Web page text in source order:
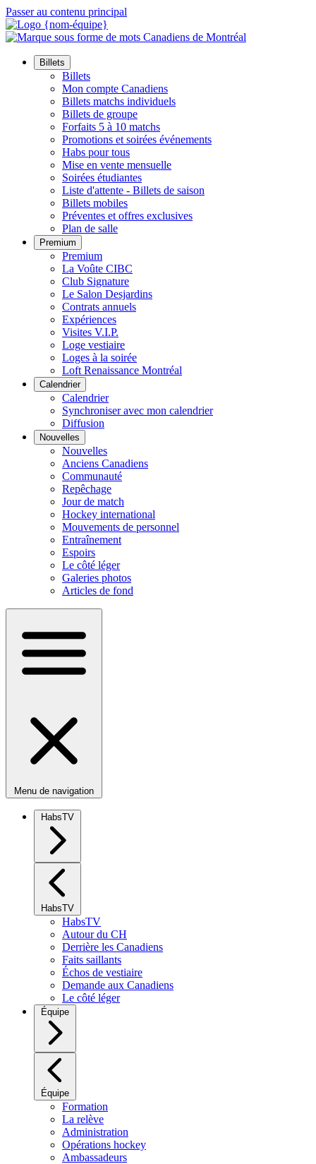
Passer au contenu principal
Billets
Billets
Mon compte Canadiens
Billets matchs individuels
Billets de groupe
Forfaits 5 à 10 matchs
Promotions et soirées événements
Habs pour tous
Mise en vente mensuelle
Soirées étudiantes
Liste d'attente - Billets de saison
Billets mobiles
Préventes et offres exclusives
Plan de salle
Premium
Premium
La Voûte CIBC
Club Signature
Le Salon Desjardins
Contrats annuels
Expériences
Visites V.I.P.
Loge vestiaire
Loges à la soirée
Loft Renaissance Montréal
Calendrier
Calendrier
Synchroniser avec mon calendrier
Diffusion
Nouvelles
Nouvelles
Anciens Canadiens
Communauté
Repêchage
Jour de match
Hockey international
Mouvements de personnel
Entraînement
Espoirs
Le côté léger
Galeries photos
Articles de fond
Menu de navigation
HabsTV
HabsTV
HabsTV
Autour du CH
Derrière les Canadiens
Faits saillants
Échos de vestiaire
Demande aux Canadiens
Le côté léger
Équipe
Équipe
Formation
La relève
Administration
Opérations hockey
Ambassadeurs